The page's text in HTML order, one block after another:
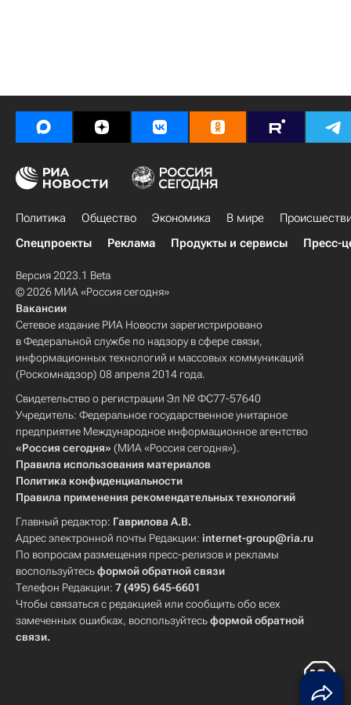
Политика Общество Экономика В мире
Спецпроекты
Реклама Продукты и сервисы Пресс-
Версия 2023.1 Beta
© 2026 МИА «Россия сегодня»
Вакансии
Сетевое издание РИА Новости зарегистрировано
в Федеральной службе по надзору в сфере связи,
информационных технологий и массовых коммуникаций
(Роскомнадзор) 08 апреля 2014 года.
Свидетельство о регистрации Эл № ФС77-57640
Учредитель: Федеральное государственное унитарное
предприятие Международное информационное агентство
«Россия сегодня» (МИА «Россия сегодня»).
Правила использования материалов
Политика конфиденциальности
Правила применения рекомендательных технологий
Главный редактор: Гаврилова А.В.
Адрес электронной почты Редакции: internet-group@ria.ru
По вопросам размещения пресс-релизов и рекламы
воспользуйтесьформой обратной связи
Телефон Редакции: 7 (495) 645-6601
Чтобы связаться с редакцией или сообщить обо всех
замеченных ошибках, воспользуйтесьформой обратной
связи.